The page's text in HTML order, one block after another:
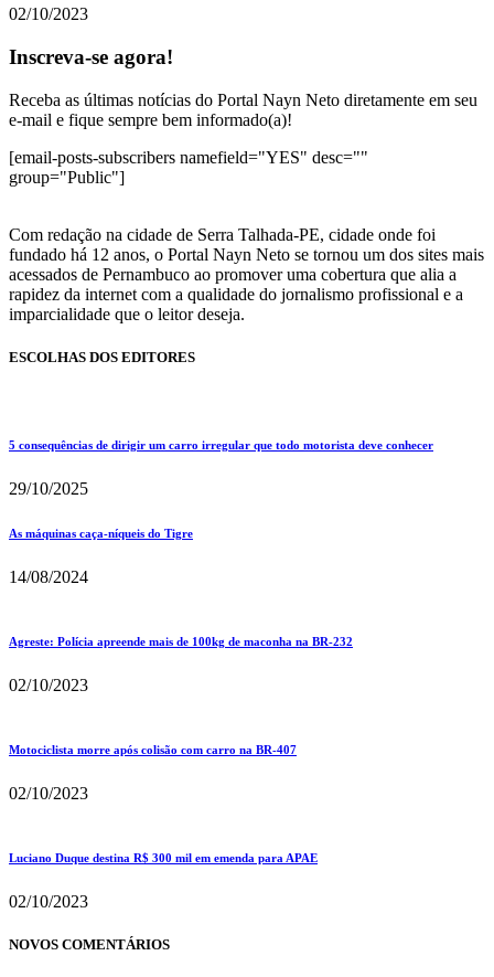
02/10/2023
Inscreva-se agora!
Receba as últimas notícias do Portal Nayn Neto diretamente em seu
e-mail e fique sempre bem informado(a)!
[email-posts-subscribers namefield="YES" desc=""
group="Public"]
Com redação na cidade de Serra Talhada-PE, cidade onde foi
fundado há 12 anos, o Portal Nayn Neto se tornou um dos sites mais
acessados de Pernambuco ao promover uma cobertura que alia a
rapidez da internet com a qualidade do jornalismo profissional e a
imparcialidade que o leitor deseja.
ESCOLHAS DOS EDITORES
5 consequências de dirigir um carro irregular que todo motorista deve conhecer
29/10/2025
As máquinas caça-níqueis do Tigre
14/08/2024
Agreste: Polícia apreende mais de 100kg de maconha na BR-232
02/10/2023
Motociclista morre após colisão com carro na BR-407
02/10/2023
Luciano Duque destina R$ 300 mil em emenda para APAE
02/10/2023
NOVOS COMENTÁRIOS